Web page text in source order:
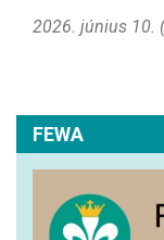
2026. június 10.
FEWA